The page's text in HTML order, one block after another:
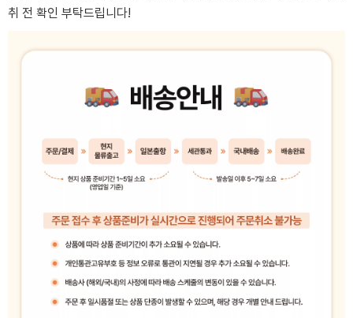
취 전 확인 부탁드립니다!